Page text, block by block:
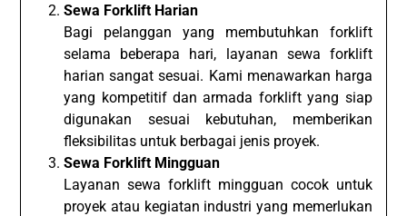
Sewa Forklift Harian
Bagi pelanggan yang membutuhkan forklift
selama beberapa hari, layanan sewa forklift
harian sangat sesuai. Kami menawarkan harga
yang kompetitif dan armada forklift yang siap
digunakan sesuai kebutuhan, memberikan
fleksibilitas untuk berbagai jenis proyek.
Sewa Forklift Mingguan
Layanan sewa forklift mingguan cocok untuk
proyek atau kegiatan industri yang memerlukan